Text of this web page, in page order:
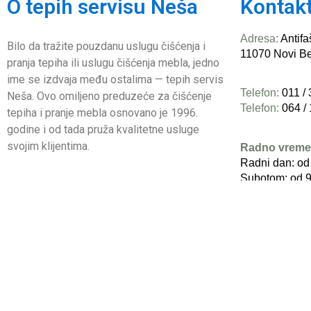
O tepih servisu Neša
Bilo da tražite pouzdanu uslugu čišćenja i
pranja tepiha ili uslugu čišćenja mebla, jedno
ime se izdvaja među ostalima — tepih servis
Neša. Ovo omiljeno preduzeće za čišćenje
tepiha i pranje mebla osnovano je 1996.
godine i od tada pruža kvalitetne usluge
svojim klijentima.
Adresa:
11070 Novi
Telefon: 011 /
Telefon: 064 /
Radno vreme
Radni dan:
Subotom: od